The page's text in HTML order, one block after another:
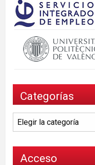
Categorías
Categorías
Acceso